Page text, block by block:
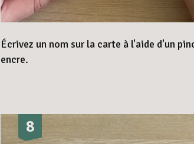
Écrivez un nom sur la carte à l'aide d'un
encre.
8